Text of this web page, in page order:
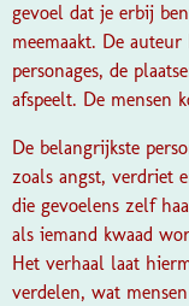
gevoel dat je erbij
meemaakt. De
personages, de
afspeelt. De mensen
De belangrijkste
zoals angst, verdriet
die gevoelens zelf
als iemand kwaad
Het verhaal laat
verdelen, wat